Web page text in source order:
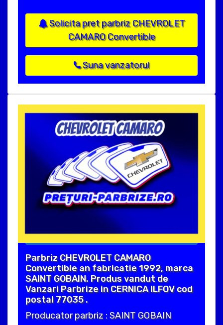
Solicita pret parbriz CHEVROLET
CAMARO Convertible
Suna vanzatorul
Parbriz CHEVROLET CAMARO
Convertible an fabricatie 1992, marca
SAINT GOBAIN. Produs vandut de
Vanzari Parbrize in CERNICA ILFOV cod
postal 77035 .
Producator parbriz : SAINT GOBAIN